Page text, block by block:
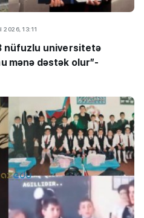
2026, 13:11
nüfuzlu universitetə
mənə dəstək olur”-